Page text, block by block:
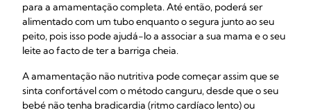
para a amamentação completa. Até então, poderá ser
alimentado com um tubo enquanto o segura junto ao seu
peito, pois isso pode ajudá-lo a associar a sua mama e o seu
leite ao facto de ter a barriga cheia.
A amamentação não nutritiva pode começar assim que se
sinta confortável com o método canguru, desde que o seu
bebé não tenha bradicardia (ritmo cardíaco lento) ou